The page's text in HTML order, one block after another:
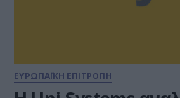
ΕΥΡΩΠΑΪΚΗ ΕΠΙΤΡΟΠΗ